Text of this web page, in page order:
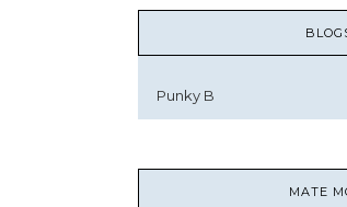
Punky B
MATE